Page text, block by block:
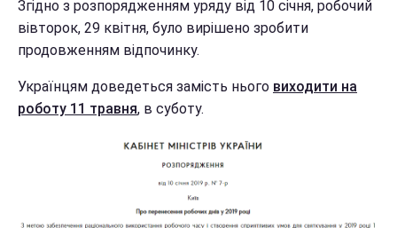
Згідно з розпорядженням уряду від 10 січня, робочий
вівторок, 29 квітня, було вирішено зробити
продовженням відпочинку.
Українцям доведеться замість нього виходити на
роботу 11 травня, в суботу.